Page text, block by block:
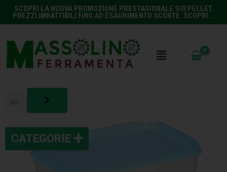
SCOPRI LA NUOVA PROMOZIONE PRESTAGIONALE SUI PELLET.
PREZZI IMBATTIBILI FINO AD ESAURIMENTO SCORTE. SCOPRI...